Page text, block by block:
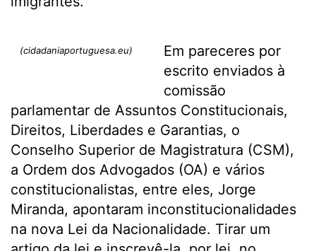
(cidadaniaportuguesa.eu)
Em pareceres por
escrito envia­dos à
comissão
parlamentar de Assuntos Constitucionais,
Direitos, Liberdades e Garantias, o
Conselho Superior de Magistratura (CSM),
a Ordem dos Advogados (OA) e vários
constitucionalistas, entre eles, Jorge
Miranda, apontaram inconstitucionalidades
na nova Lei da Nacionalidade. Tirar um